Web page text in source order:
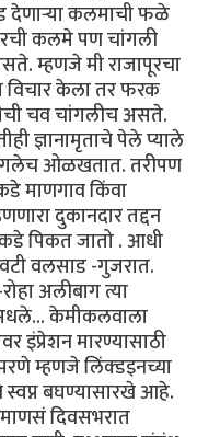
देणार्‍या कलमाची फळे
कलमे पण चांगली
म्हणजे मी राजापूरचा
विचार केला तर फरक
चव चांगलीच असते.
ज्ञानामृताचे पेले प्याले
ओळखतात. तरीपण
माणगाव किंवा
दुकानदार तद्दन
पिकत जातो . आधी
वलसाड -गुजरात.
अलीबाग त्या
केमीकलवाला
इंप्रेशन मारण्यासाठी
म्हणजे लिंक्डइनच्या
स्वप्न बघण्यासारखे आहे.
दिवसभरात